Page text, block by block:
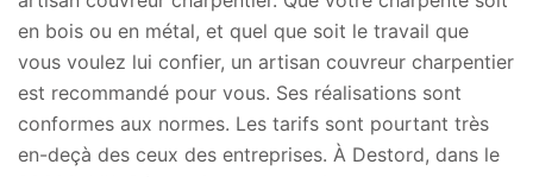
en bois ou en métal, et quel que soit le travail que
vous voulez lui confier, un artisan couvreur charpentier
est recommandé pour vous. Ses réalisations sont
conformes aux normes. Les tarifs sont pourtant très
en-deçà des ceux des entreprises. À Destord, dans le